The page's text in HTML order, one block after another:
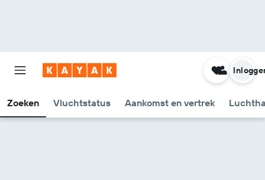
Zoeken Vluchtstatus Aankomst en vertrek